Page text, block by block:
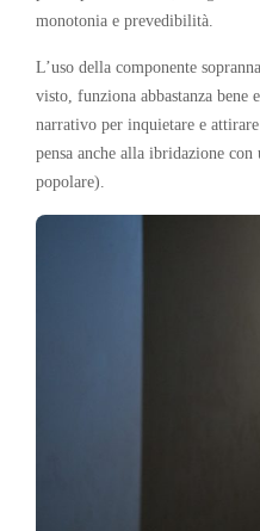
monotonia e prevedibilità.
L’uso della componente
visto, funziona abbastanza bene
narrativo per inquietare e
pensa anche alla ibridazione
popolare).